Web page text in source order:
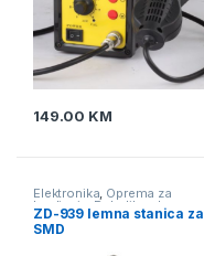
149.00 KM
Elektronika, Oprema za
lemljenje , Puhaljke - lemne
stanice za SMD
ZD-939 lemna stanica za
SMD